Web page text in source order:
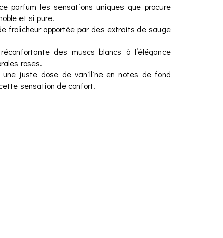
parfum les sensations uniques que procure
et si pure.
fraîcheur apportée par des extraits de sauge
des muscs blancs à l’élégance
roses.
une juste dose de vanilline en notes de fond
sensation de confort.